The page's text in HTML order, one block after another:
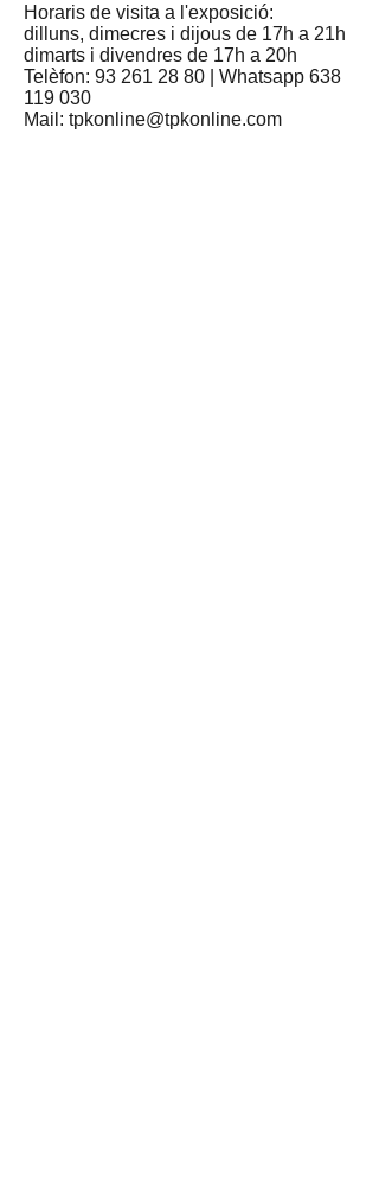
Horaris de visita a l'exposició:
dilluns, dimecres i dijous de 17h a 21h
dimarts i divendres de 17h a 20h
Telèfon: 93 261 28 80 | Whatsapp 638
119 030
Mail: tpkonline@tpkonline.com